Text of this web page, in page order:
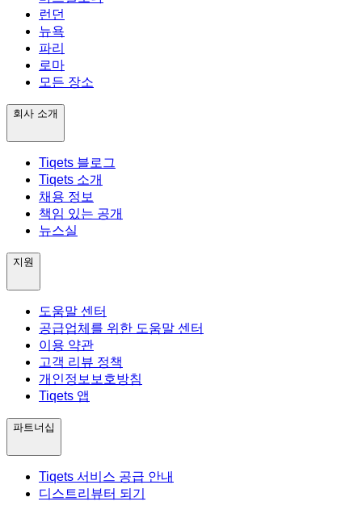
런던
뉴욕
파리
로마
모든 장소
회사 소개
Tiqets 블로그
Tiqets 소개
채용 정보
책임 있는 공개
뉴스실
지원
도움말 센터
공급업체를 위한 도움말 센터
이용 약관
고객 리뷰 정책
개인정보보호방침
Tiqets 앱
파트너십
Tiqets 서비스 공급 안내
디스트리뷰터 되기